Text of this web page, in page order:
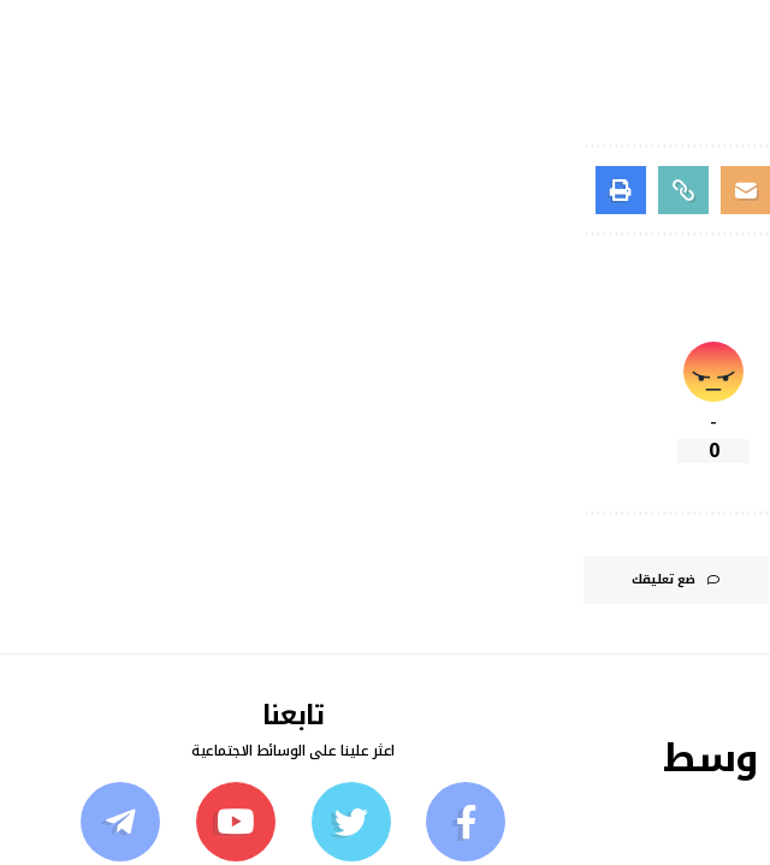
-
0
ضع تعليقك
وسط
تابعنا
اعثر علينا على الوسائط الاجتماعية